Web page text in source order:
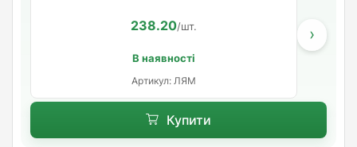
238.20/шт.
В наявності
Артикул: ЛЯМ
›
Купити